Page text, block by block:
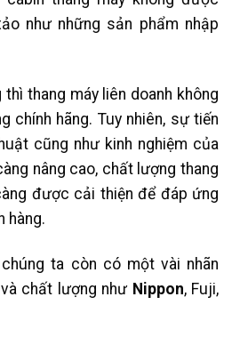
như những sản phẩm nhập
thang máy liên doanh không
chính hãng. Tuy nhiên, sự tiến
cũng như kinh nghiệm của
nâng cao, chất lượng thang
được cải thiện để đáp ứng
hàng.
ta còn có một vài nhãn
chất lượng nhưNippon, Fuji,